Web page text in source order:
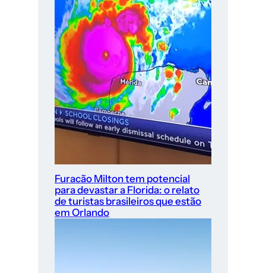
Furacão Milton tem potencial
para devastar a Florida: o relato
de turistas brasileiros que estão
em Orlando